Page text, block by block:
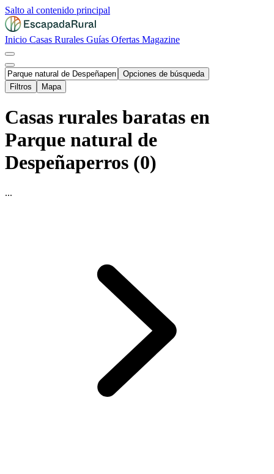
Salto al contenido principal
Inicio Casas Rurales Guías Ofertas Magazine
Opciones de búsqueda
Filtros
Mapa
Casas rurales baratas en
Parque natural de
Despeñaperros (0)
...